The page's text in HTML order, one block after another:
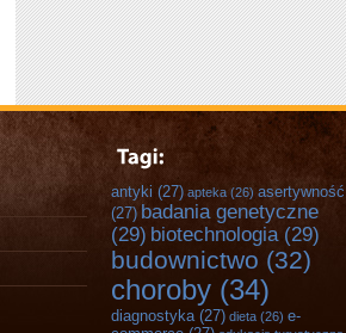
antyki (27) apteka (26) asertywność
(27) badania genetyczne
(29) biotechnologia (29)
budownictwo (32)
choroby (34)
diagnostyka(27) dieta (26) e-